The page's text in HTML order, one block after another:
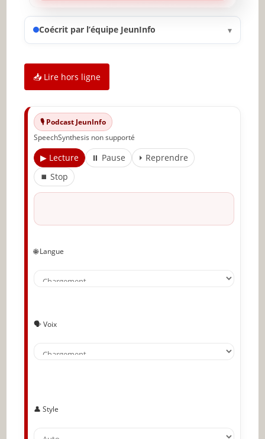
DÉVELOPPER VOTRE SENS DE LA
DÉVELOPPER VOS CAPACITÉS ET VOS
CONNAISSANCES
FAIRE PREUVE D ‘ INTELLIGENCE
ÉMOTIONNELLE
DÉVELOPPER SON POUVOIR D ‘ INFLUENCE
Coécrit par l’équipe JeunInfo ▾
📥 Lire hors ligne
🎙️ Podcast JeunInfo
SpeechSynthesis non supporté
▶ Lecture ⏸ Pause
⏵ Reprendre
⏹ Stop
🌐 Langue
🗣️ Voix
👤 Style